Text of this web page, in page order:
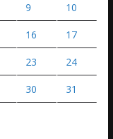
9 10
16 17
23 24
30 31